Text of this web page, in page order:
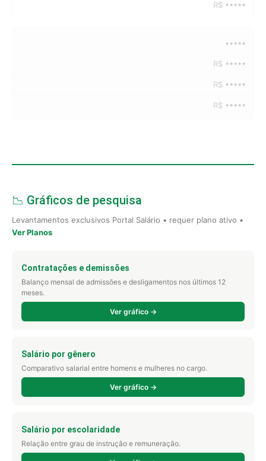
R$ •••••
•••••
R$ •••••
R$ •••••
R$ •••••
📉 Gráficos de pesquisa
Levantamentos exclusivos Portal Salário • requer plano ativo •
Ver Planos
Contratações e demissões
Balanço mensal de admissões e desligamentos nos últimos 12
meses.
Ver gráfico →
Salário por gênero
Comparativo salarial entre homens e mulheres no cargo.
Ver gráfico →
Salário por escolaridade
Relação entre grau de instrução e remuneração.